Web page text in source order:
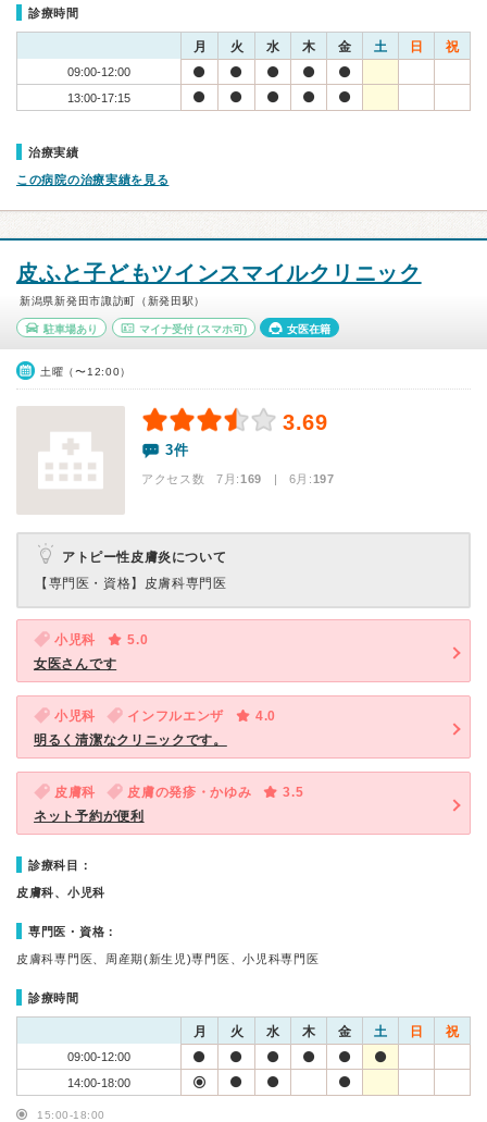
診療時間
月 火 水 木 金 土 日 祝
09:00-12:00
13:00-17:15
治療実績
この病院の治療実績を見る
皮ふと子どもツインスマイルクリニック
新潟県新発田市諏訪町（新発田駅）
駐車場あり マイナ受付(スマホ可) 女医在籍
土曜（〜12:00）
3.69
3件
アクセス数 7月:169 | 6月:197
アトピー性皮膚炎について
【専門医・資格】 皮膚科専門医
小児科
5.0
女医さんです
小児科 インフルエンザ
4.0
明るく清潔なクリニックです。
皮膚科 皮膚の発疹・かゆみ
3.5
ネット予約が便利
診療科目：
皮膚科、小児科
専門医・資格：
皮膚科専門医、周産期(新生児)専門医、小児科専門医
診療時間
月 火 水 木 金 土 日 祝
09:00-12:00
14:00-18:00
15:00-18:00